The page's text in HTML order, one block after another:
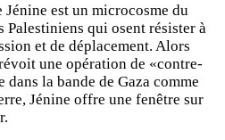
Jénine est un microcosme du
Palestiniens qui osent résister à
et de déplacement. Alors
une opération de «contre-
la bande de Gaza comme
Jénine offre une fenêtre sur